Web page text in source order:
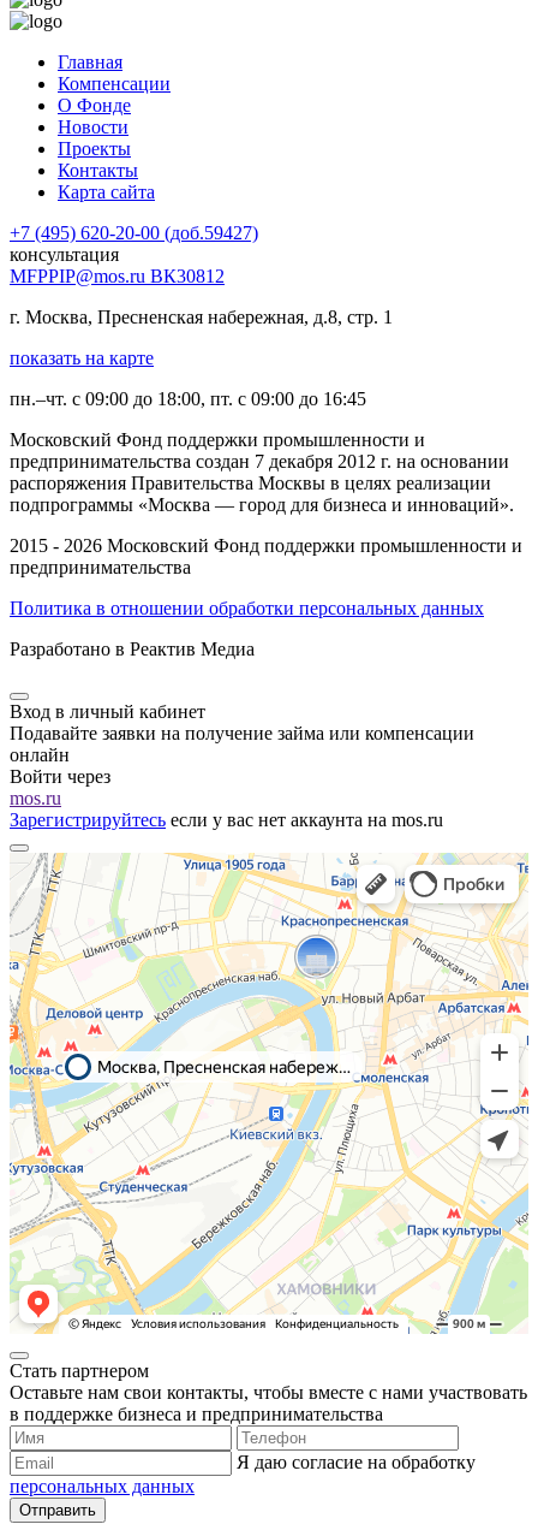
Главная
Компенсации
О Фонде
Новости
Проекты
Контакты
Карта сайта
+7 (495) 620-20-00 (доб.59427)
консультация
MFPPIP@mos.ru ВК30812
г. Москва, Пресненская набережная, д.8, стр. 1
показать на карте
пн.–чт. с 09:00 до 18:00, пт. с 09:00 до 16:45
Московский Фонд поддержки промышленности и
предпринимательства создан 7 декабря 2012 г. на основании
распоряжения Правительства Москвы в целях реализации
подпрограммы «Москва — город для бизнеса и инноваций».
2015 - 2026 Московский Фонд поддержки промышленности и
предпринимательства
Политика в отношении обработки персональных данных
Разработано в Реактив Медиа
Вход в личный кабинет
Подавайте заявки на получение займа или компенсации
онлайн
Войти через
mos.ru
Зарегистрируйтесь если у вас нет аккаунта на mos.ru
Стать партнером
Оставьте нам свои контакты, чтобы вместе с нами участвовать
в поддержке бизнеса и предпринимательства
Я даю согласие на обработку
персональных данных
Отправить